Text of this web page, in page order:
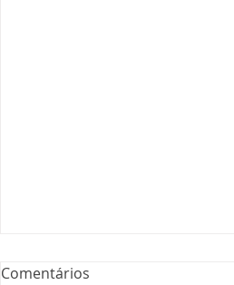
Comentários